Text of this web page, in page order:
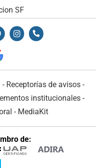
SF
- Receptorías de avisos -
institucionales-
- MediaKit
de: